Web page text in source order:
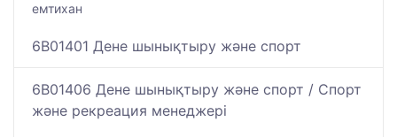
емтихан
6B01401 Дене шынықтыру және спорт
6B01406 Дене шынықтыру және спорт / Спорт
және рекреация менеджері